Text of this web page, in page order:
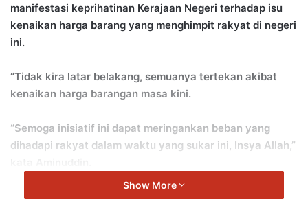
manifestasi keprihatinan Kerajaan Negeri terhadap isu
kenaikan harga barang yang menghimpit rakyat di negeri
ini.
“Tidak kira latar belakang, semuanya tertekan akibat
kenaikan harga barangan masa kini.
“Semoga inisiatif ini dapat meringankan beban yang
dihadapi rakyat dalam waktu yang sukar ini, Insya Allah,”
Pelbagai barang-barang basah dan keperluan asas dijual
Show More